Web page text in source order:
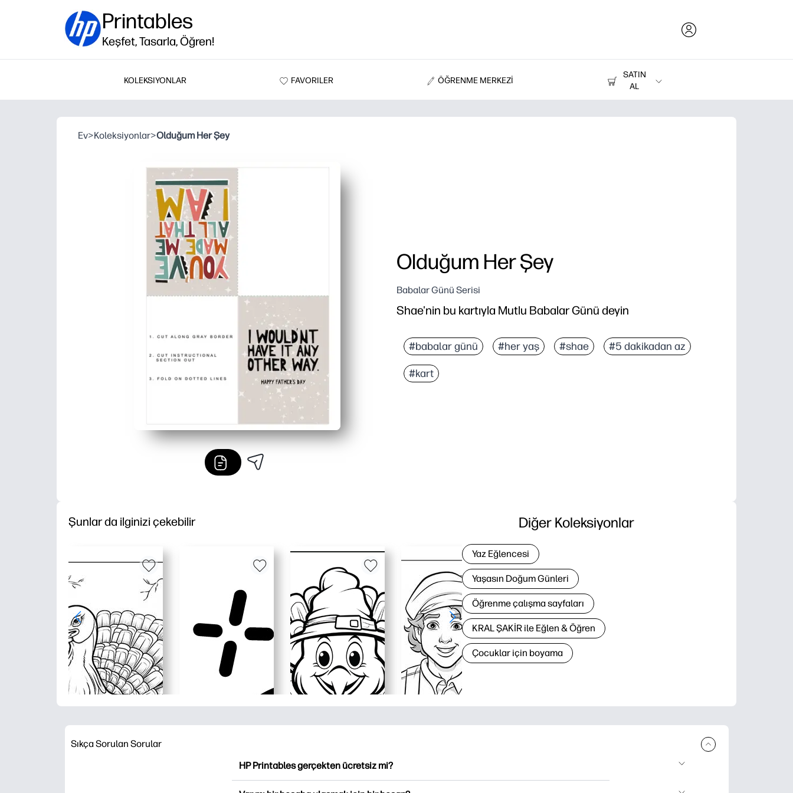
Printables
Keşfet, Tasarla, Öğren!
KOLEKSIYONLAR FAVORILER ÖĞRENME MERKEZİ
SATIN
AL
Yazıcılar
Ev>Koleksiyonlar>Olduğum Her Şey
Olduğum Her Şey
Babalar Günü Serisi
Shae'nin bu kartıyla Mutlu Babalar Günü deyin
#babalar günü #her yaş #shae #5 dakikadan az
#kart
Şunlar da ilginizi çekebilir Diğer Koleksiyonlar
Yaz Eğlencesi
Yaşasın Doğum Günleri
Öğrenme çalışma sayfaları
KRAL ŞAKİR ile Eğlen & Öğren
Çocuklar için boyama
Sıkça Sorulan Sorular
HP Printables gerçekten ücretsiz mi?